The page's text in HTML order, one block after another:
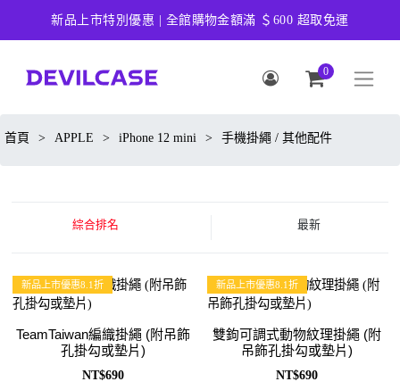
新品上市特別優惠 | 全館購物金額滿 ＄600 超取免運
0
首頁 > APPLE > iPhone 12 mini > 手機掛繩 / 其他配件
綜合排名 最新
新品上市優惠8.1折
TeamTaiwan編織掛繩 (附吊飾
孔掛勾或墊片)
NT$690
新品上市優惠8.1折
雙鉤可調式動物紋理掛繩 (附
吊飾孔掛勾或墊片)
NT$690